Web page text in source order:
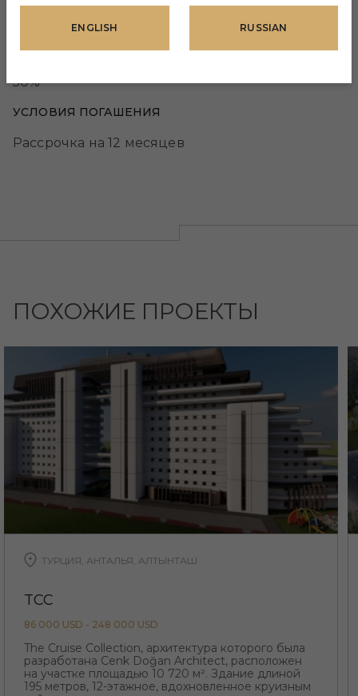
УСЛОВИЯ ОПЛАТЫ
РАЗМЕР ПЕРВ. ВЗНОСА
50%
УСЛОВИЯ ПОГАШЕНИЯ
Рассрочка на 12 месяцев
ПОХОЖИЕ ПРОЕКТЫ
ТУРЦИЯ, АНТАЛЬЯ, АЛТЫНТАШ
TCC
86 000 USD - 248 000 USD
The Cruise Collection, архитектура которого была
разработана Cenk Doğan Architect, расположен
на участке площадью 10 720 м². Здание длиной
195 метров, 12-этажное, вдохновленное круизным
ENGLISH RUSSIAN